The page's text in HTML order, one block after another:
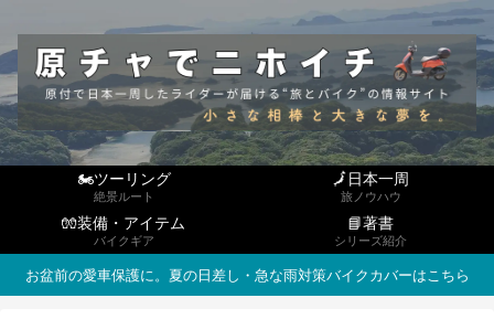
🏍ツーリング
絶景ルート
🗾日本一周
旅ノウハウ
🧤装備・アイテム
バイクギア
📘著書
シリーズ紹介
お盆前の愛車保護に。夏の日差し・急な雨対策バイクカバーはこちら